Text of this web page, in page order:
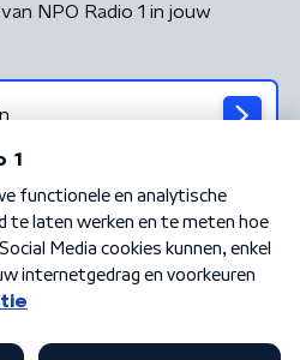
NPO Radio 1 in jouw